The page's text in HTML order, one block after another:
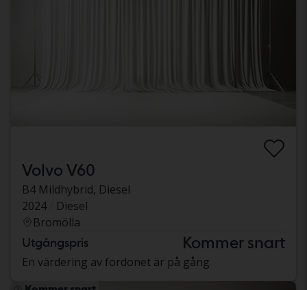
Volvo V60
B4 Mildhybrid, Diesel
2024
Diesel
Bromölla
Utgångspris Kommer snart
En värdering av fordonet är på gång